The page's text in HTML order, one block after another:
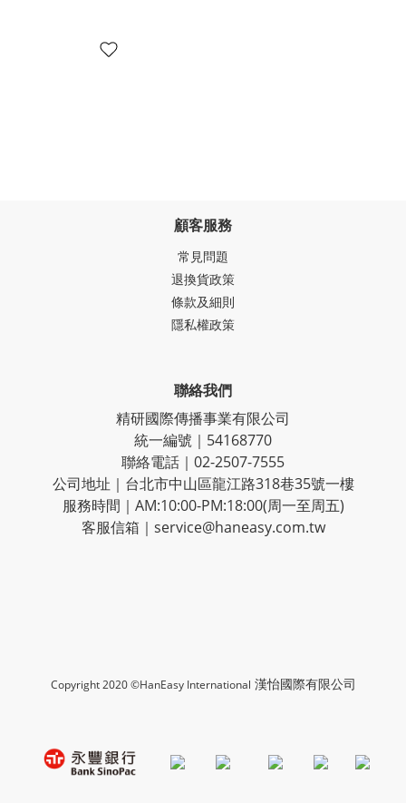
顧客服務
常見問題
退換貨政策
條款及細則
隱私權政策
聯絡我們
精研國際傳播事業有限公司
統一編號｜54168770
聯絡電話｜02-2507-7555
公司地址｜台北市中山區龍江路318巷35號一樓
服務時間｜AM:10:00-PM:18:00(周一至周五)
客服信箱｜service@haneasy.com.tw
Copyright 2020 ©HanEasy International 漢怡國際有限公司